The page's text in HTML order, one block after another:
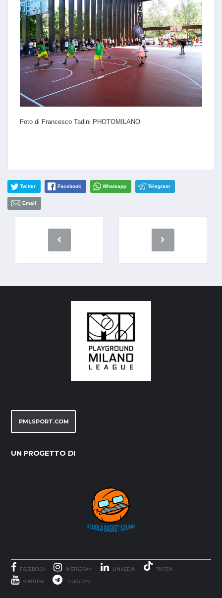
Foto di Francesco Tadini PHOTOMILANO
Twitter Facebook Whatsapp Telegram
Email
PMLSPORT.COM
UN PROGETTO DI
FACEBOOK INSTAGRAM LINKEDIN TIKTOK
YOUTUBE TELEGRAM